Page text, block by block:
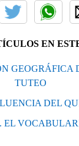
EN
GEOGRÁFICA
TUTEO
DEL
EL